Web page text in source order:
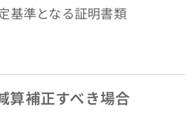
基準となる証明書類
算補正すべき場合